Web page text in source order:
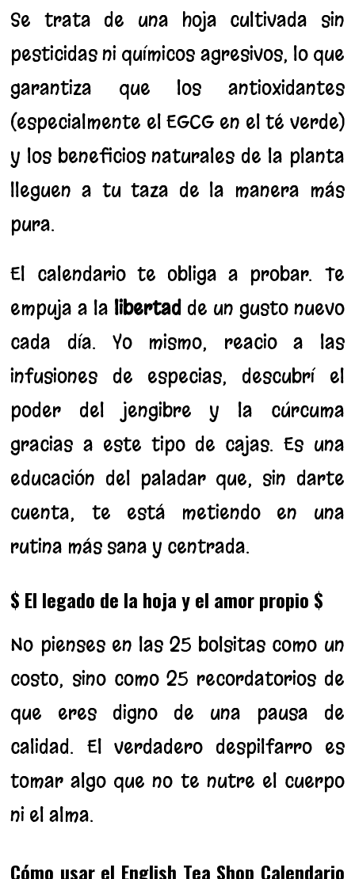
Se trata de una hoja cultivada sin
pesticidas ni químicos agresivos, lo que
garantiza que los antioxidantes
(especialmente el EGCG en el té verde)
y los beneficios naturales de la planta
lleguen a tu taza de la manera más
pura.
El calendario te obliga a probar. Te
empuja a la libertad de un gusto nuevo
cada día. Yo mismo, reacio a las
infusiones de especias, descubrí el
poder del jengibre y la cúrcuma
gracias a este tipo de cajas. Es una
educación del paladar que, sin darte
cuenta, te está metiendo en una
rutina más sana y centrada.
$ El legado de la hoja y el amor propio $
No pienses en las 25 bolsitas como un
costo, sino como 25 recordatorios de
que eres digno de una pausa de
calidad. El verdadero despilfarro es
tomar algo que no te nutre el cuerpo
ni el alma.
Cómo usar el English Tea Shop Calendario